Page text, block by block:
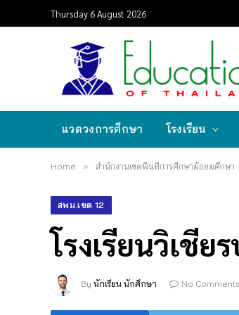
Thursday 6 August 2026
แวดวงการศึกษา โรงเรียน
Home » สำนักงานเขตพื้นที่การศึกษามัธยมศึกษา
สพม.เขต 12
โรงเรียนวิเชี
By นักเรียน นักศึกษา No Comments